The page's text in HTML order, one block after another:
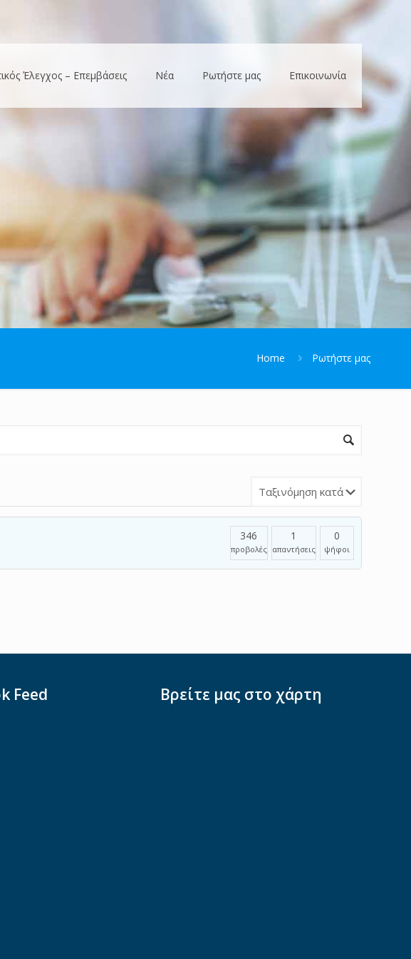
Έλεγχος – Επεμβάσεις Νέα Ρωτήστε μας Επικοινωνία
Home Ρωτήστε μας
346
προβολές
1
απαντήσεις
0
ψήφοι
Feed Βρείτε μας στο χάρτη